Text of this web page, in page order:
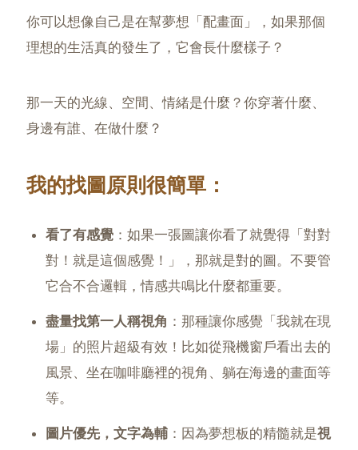
你可以想像自己是在幫夢想「配畫面」，如果那個
理想的生活真的發生了，它會長什麼樣子？
那一天的光線、空間、情緒是什麼？你穿著什麼、
身邊有誰、在做什麼？
我的找圖原則很簡單：
看了有感覺：如果一張圖讓你看了就覺得「對對
對！就是這個感覺！」，那就是對的圖。不要管
它合不合邏輯，情感共鳴比什麼都重要。
盡量找第一人稱視角 ：那種讓你感覺「我就在現
場」的照片超級有效！比如從飛機窗戶看出去的
風景、坐在咖啡廳裡的視角、躺在海邊的畫面等
等。
圖片優先，文字為輔：因為夢想板的精髓就是視